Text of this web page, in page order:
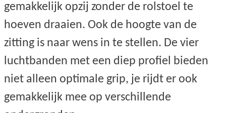
gemakkelijk opzij zonder de rolstoel te
hoeven draaien. Ook de hoogte van de
zitting is naar wens in te stellen. De vier
luchtbanden met een diep profiel bieden
niet alleen optimale grip, je rijdt er ook
gemakkelijk mee op verschillende